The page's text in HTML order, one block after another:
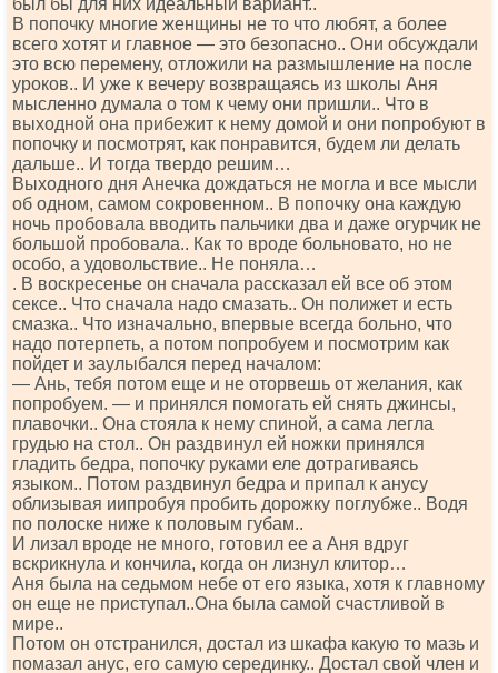
был бы для них идеальный вариант..
В попочку многие женщины не то что любят, а более
всего хотят и главное — это безопасно.. Они обсуждали
это всю перемену, отложили на размышление на после
уроков.. И уже к вечеру возвращаясь из школы Аня
мысленно думала о том к чему они пришли.. Что в
выходной она прибежит к нему домой и они попробуют в
попочку и посмотрят, как понравится, будем ли делать
дальше.. И тогда твердо решим…
Выходного дня Анечка дождаться не могла и все мысли
об одном, самом сокровенном.. В попочку она каждую
ночь пробовала вводить пальчики два и даже огурчик не
большой пробовала.. Как то вроде больновато, но не
особо, а удовольствие.. Не поняла…
. В воскресенье он сначала рассказал ей все об этом
сексе.. Что сначала надо смазать.. Он полижет и есть
смазка.. Что изначально, впервые всегда больно, что
надо потерпеть, а потом попробуем и посмотрим как
пойдет и заулыбался перед началом:
— Ань, тебя потом еще и не оторвешь от желания, как
попробуем. — и принялся помогать ей снять джинсы,
плавочки.. Она стояла к нему спиной, а сама легла
грудью на стол.. Он раздвинул ей ножки принялся
гладить бедра, попочку руками еле дотрагиваясь
языком.. Потом раздвинул бедра и припал к анусу
облизывая иипробуя пробить дорожку поглубже.. Водя
по полоске ниже к половым губам..
И лизал вроде не много, готовил ее а Аня вдруг
вскрикнула и кончила, когда он лизнул клитор…
Аня была на седьмом небе от его языка, хотя к главному
он еще не приступал..Она была самой счастливой в
мире..
Потом он отстранился, достал из шкафа какую то мазь и
помазал анус, его самую серединку.. Достал свой член и